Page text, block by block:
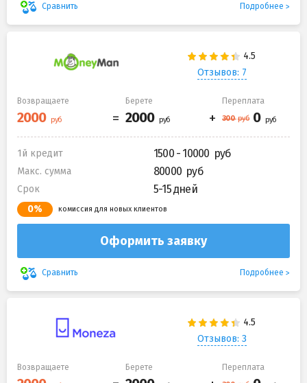
Сравнить Подробнее
Отзывов: 7
Возвращаете Берете Переплата
1й кредит 1500 - 10000
Макс. сумма 80000
Срок 5-15 дней
0% комиссия для новых клиентов
Оформить заявку
Сравнить Подробнее
Отзывов: 3
Возвращаете Берете Переплата